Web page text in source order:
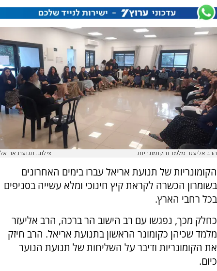
הרב אליעזר מלמד והקומונריות צילום: תנועת אריאל
הקומונריות של תנועת אריאל עברו בימים האחרונים
בשומרון הכשרה לקראת קיץ חינוכי ומלא עשייה בסניפים
בכל רחבי הארץ.
כחלק מכך, נפגשו עם רב הישוב הר ברכה, הרב אליעזר
מלמד שכיהן כקומונר הראשון בתנועת אריאל. הרב חיזק
את הקומונריות ודיבר על השליחות של תנועת הנוער
כיום.